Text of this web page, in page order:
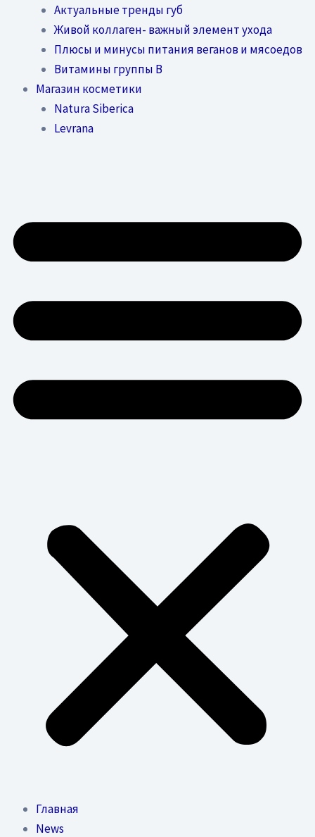
Актуальные тренды губ
Живой коллаген- важный элемент ухода
Плюсы и минусы питания веганов и мясоедов
Витамины группы В
Магазин косметики
Natura Siberica
Levrana
Главная
News